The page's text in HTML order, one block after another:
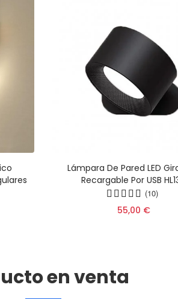
Lámpara De Pared LED
Recargable Por USB
(10)
55,00 €
en venta